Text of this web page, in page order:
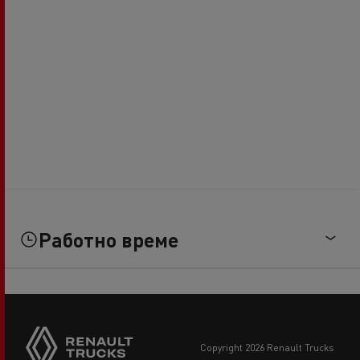
Работно време
copyright 2026 Renault Trucks